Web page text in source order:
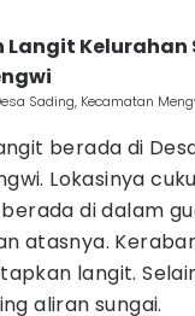
Langit Kelurahan
Sading, Kecamatan
berada di
Lokasinya
di dalam
atasnya.
langit.
aliran sungai.